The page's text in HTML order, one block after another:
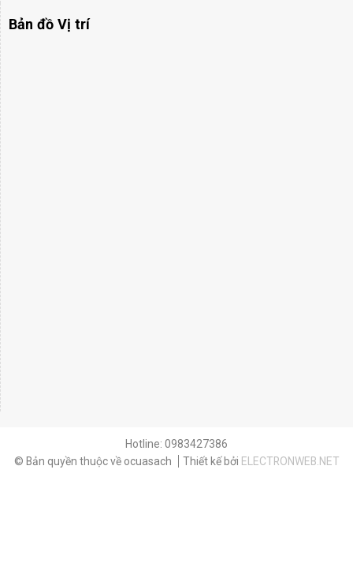
Bản đồ Vị trí
Hotline: 0983427386
© Bản quyền thuộc về ocuasach
Thiết kế bởi ELECTRONWEB.NET